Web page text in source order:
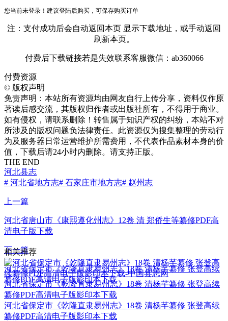
您当前未登录！建议登陆后购买，可保存购买订单
注：支付成功后会自动返回本页 显示下载地址，或手动返回
刷新本页。
付费后下载链接若是失效联系客服微信：ab360066
付费资源
© 版权声明
免责声明：本站所有资源均由网友自行上传分享，资料仅作原
著读后感交流，其版权归作者或出版社所有，不得用于商业。
如有侵权，请联系删除！转售属于知识产权的纠纷，本站不对
所涉及的版权问题负法律责任。此资源仅为搜集整理的劳动行
为及服务器日常运营维护所需费用，不代表作品素材本身的价
值，下载后请24小时内删除。请支持正版。
THE END
河北县志
# 河北省地方志# 石家庄市地方志# 赵州志
上一篇
河北省唐山市《康熙遵化州志》12卷 清 郑侨生等纂修PDF高
清电子版下载
下一篇
河北省保定市《乾隆直隶易州志》18卷 清杨芊纂修 张登高续
纂修PDF高清电子版影印本下载
相关推荐
河北省保定市《乾隆直隶易州志》18卷 清杨芊纂修 张登高续
纂修PDF高清电子版影印本下载
河北省保定市《乾隆直隶易州志》18卷 清杨芊纂修 张登高续
纂修PDF高清电子版影印本下载